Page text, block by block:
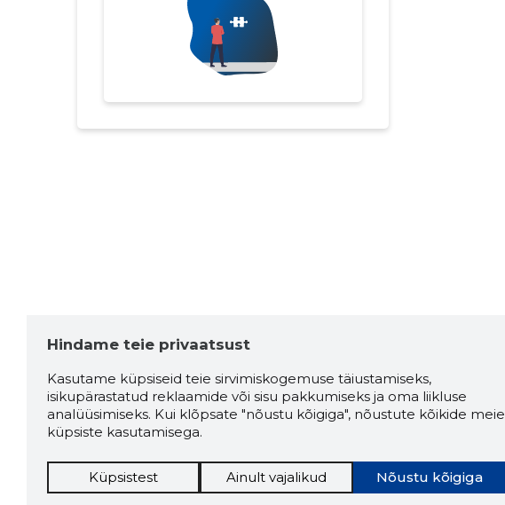
Hindame teie privaatsust
Kasutame küpsiseid teie sirvimiskogemuse täiustamiseks,
isikupärastatud reklaamide või sisu pakkumiseks ja oma liikluse
analüüsimiseks. Kui klõpsate "nõustu kõigiga", nõustute kõikide meie
küpsiste kasutamisega.
Nõustu kõigiga
Küpsistest Ainult vajalikud